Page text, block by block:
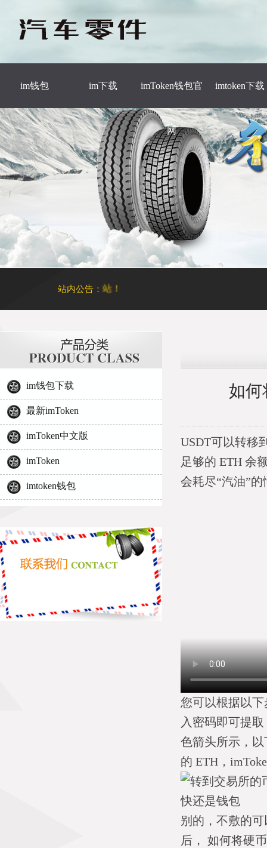
im钱包 im下载 imToken钱包官
网
imtoken下载
站内公告：
im钱包下载
最新imToken
imToken中文版
imToken
imtoken钱包
如何
USDT可以转移
足够的 ETH 余
会耗尽“汽油”的
您可以根据以
入密码即可提
色箭头所示，
的 ETH，
别的，不敷的
后， 如何将硬